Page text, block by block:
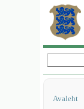
Avaleht